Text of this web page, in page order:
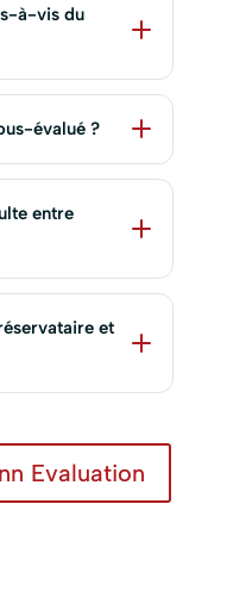
à-vis du
évalué ?
entre
et
Evaluation